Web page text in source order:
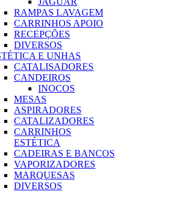
RAMPAS LAVAGEM
CARRINHOS APOIO
RECEPÇÕES
DIVERSOS
E UNHAS
CATALISADORES
CANDEIROS
INOCOS
MESAS
ASPIRADORES
CATALIZADORES
CARRINHOS
ESTÉTICA
CADEIRAS E BANCOS
VAPORIZADORES
MARQUESAS
DIVERSOS